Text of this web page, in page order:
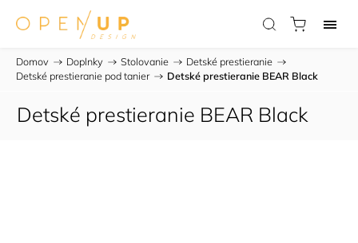
Domov / Doplnky / Stolovanie / Detské prestieranie /
Detské prestieranie pod tanier / Detské prestieranie BEAR Black
Detské prestieranie BEAR Black